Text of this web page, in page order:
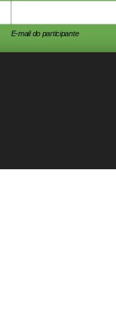
E-mail do participante